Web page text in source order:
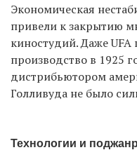
Экономическая
привели к закрытию
киностудий. Даже UFA
производство в 1925
дистрибьютором
Голливуда не было
Технологии и